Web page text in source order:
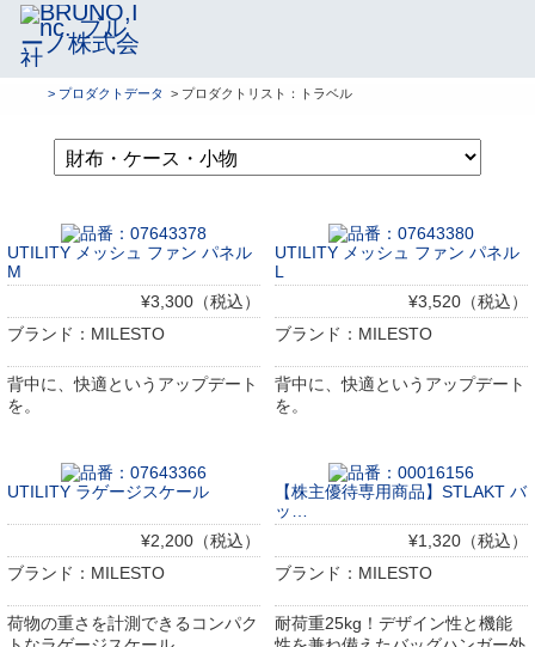
> プロダクトデータ > プロダクトリスト：トラベル
UTILITY メッシュ ファン パネル
M
¥3,300（税込）
ブランド：MILESTO
背中に、快適というアップデート
を。
UTILITY メッシュ ファン パネル
L
¥3,520（税込）
ブランド：MILESTO
背中に、快適というアップデート
を。
UTILITY ラゲージスケール
¥2,200（税込）
ブランド：MILESTO
荷物の重さを計測できるコンパク
【株主優待専用商品】STLAKT バ
ッ…
¥1,320（税込）
ブランド：MILESTO
耐荷重25kg！デザイン性と機能